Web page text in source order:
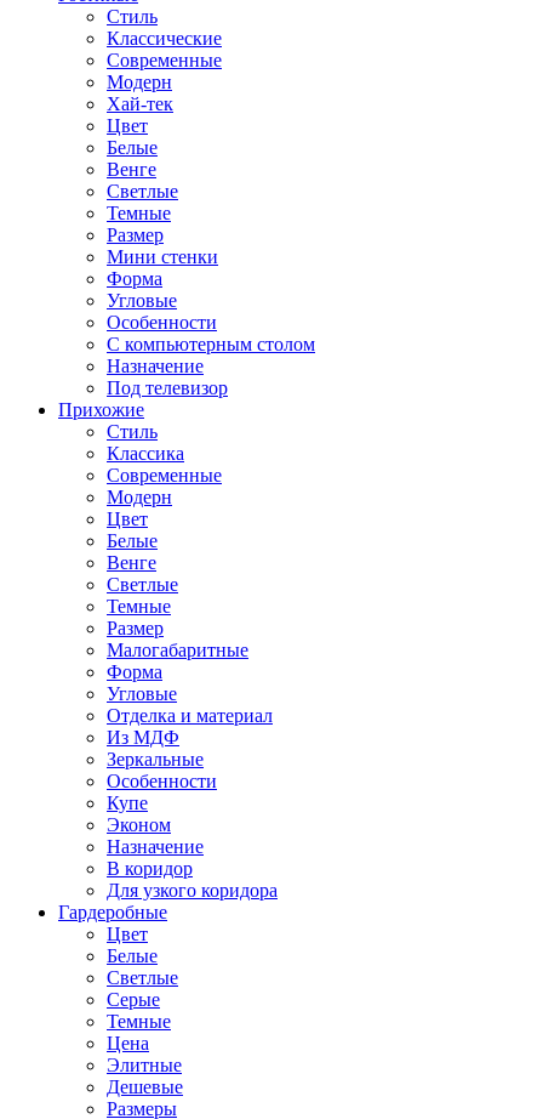
Стиль
Классические
Современные
Модерн
Хай-тек
Цвет
Белые
Венге
Светлые
Темные
Размер
Мини стенки
Форма
Угловые
Особенности
С компьютерным столом
Назначение
Под телевизор
Прихожие
Стиль
Классика
Современные
Модерн
Цвет
Белые
Венге
Светлые
Темные
Размер
Малогабаритные
Форма
Угловые
Отделка и материал
Из МДФ
Зеркальные
Особенности
Купе
Эконом
Назначение
В коридор
Для узкого коридора
Гардеробные
Цвет
Белые
Светлые
Серые
Темные
Цена
Элитные
Дешевые
Размеры